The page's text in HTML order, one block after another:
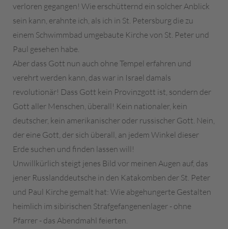
verloren gegangen! Wie erschütternd ein solcher Anblick
sein kann, erahnte ich, als ich in St. Petersburg die zu
einem Schwimmbad umgebaute Kirche von St. Peter und
Paul gesehen habe.
Aber dass Gott nun auch ohne Tempel erfahren und
verehrt werden kann, das war in Israel damals
revolutionär! Dass Gott kein Provinzgott ist, sondern der
Gott aller Menschen, überall! Kein nationaler, kein
deutscher, kein amerikanischer oder russischer Gott. Nein,
der eine Gott, der sich überall, an jedem Winkel dieser
Erde suchen und finden lassen will!
Unwillkürlich steigt jenes Bild vor meinen Augen auf, das
jener Russlanddeutsche in den Katakomben der St. Peter
und Paul Kirche gemalt hat: Wie abgehungerte Gestalten
heimlich im sibirischen Strafgefangenenlager - ohne
Pfarrer - das Abendmahl feierten.